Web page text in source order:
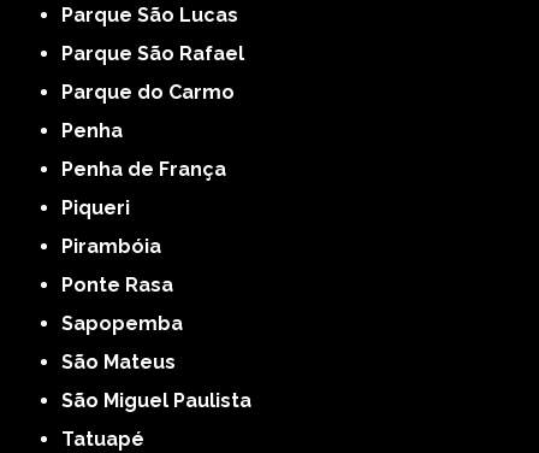
Parque São Lucas
Parque São Rafael
Parque do Carmo
Penha
Penha de França
Piqueri
Pirambóia
Ponte Rasa
Sapopemba
São Mateus
São Miguel Paulista
Tatuapé